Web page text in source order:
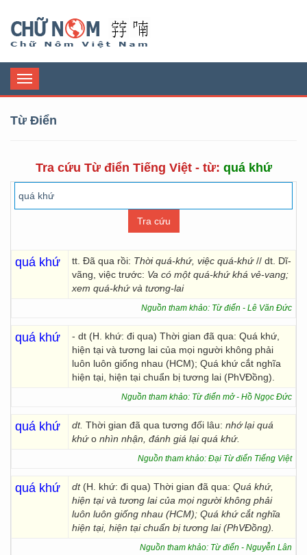
Toggle
navigation
Từ Điển
Tra cứu Từ điển Tiếng Việt - từ: quá khứ
quá khứ tt. Đã qua rồi: Thời quá-khứ, việc quá-khứ// dt. Dĩ-
vãng, việc trước: Va có một quá-khứ khá vẻ-vang;
xem quá-khứ và tương-lai
Nguồn tham khảo: Từ điển - Lê Văn Đức
quá khứ
- dt (H. khứ: đi qua) Thời gian đã qua: Quá khứ,
hiện tại và tương lai của mọi người không phải
luôn luôn giống nhau (HCM); Quá khứ cắt nghĩa
hiện tại, hiện tại chuẩn bị tương lai (PhVĐồng).
Nguồn tham khảo: Từ điển mở - Hồ Ngọc Đức
quá khứ dt. Thời gian đã qua tương đối lâu: nhớ lại quá
khứo nhìn nhận, đánh giá lại quá khứ.
Nguồn tham khảo: Đại Từ điển Tiếng Việt
quá khứ dt (H. khứ: đi qua) Thời gian đã qua: Quá khứ,
hiện tại và tương lai của mọi người không phải
luôn luôn giống nhau (HCM); Quá khứ cắt nghĩa
hiện tại, hiện tại chuẩn bị tương lai (PhVĐồng).
Nguồn tham khảo: Từ điển - Nguyễn Lân